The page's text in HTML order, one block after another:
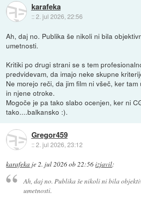
karafeka
::2. jul 2026, 22:56
Ah, daj no. Publika še nikoli ni bila
umetnosti.
Kritiki po drugi strani se s tem
predvidevam, da imajo neke skupne
Ne morejo reči, da jim film ni všeč, ker
in njene otroke.
Mogoče je pa tako slabo ocenjen, ker ni
tako....balkansko :).
Gregor459
::2. jul 2026, 23:12
karafeka je2. jul 2026 ob 22:56izjavil:
Ah, daj no. Publika še nikoli ni bila
umetnosti.